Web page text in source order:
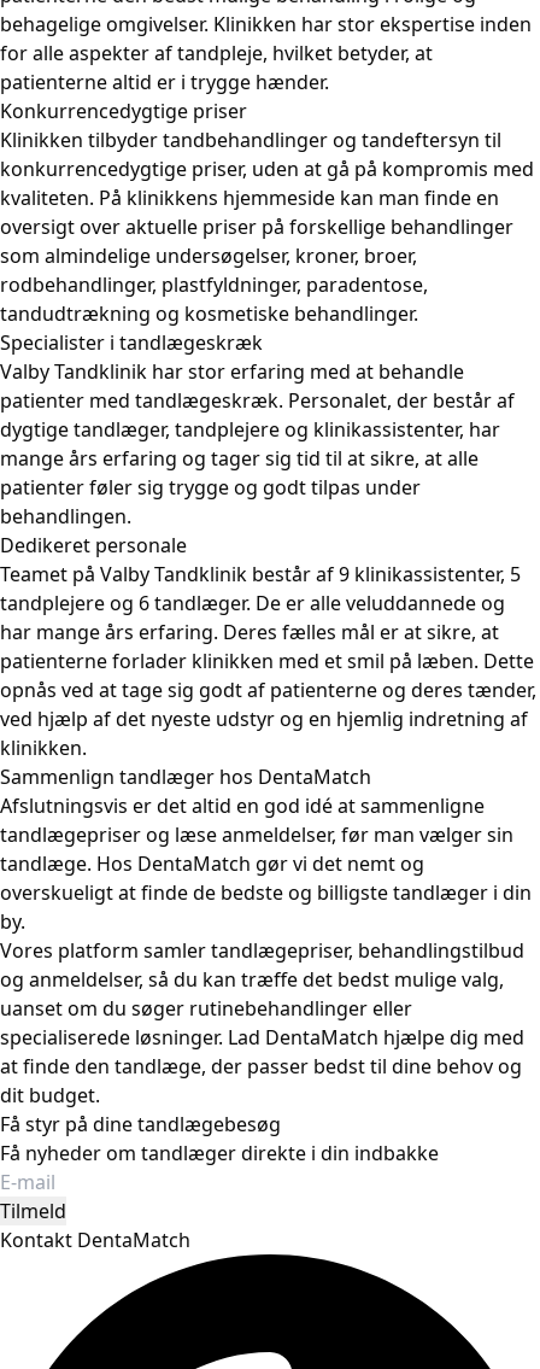
behagelige omgivelser. Klinikken har stor ekspertise inden
for alle aspekter af tandpleje, hvilket betyder, at
patienterne altid er i trygge hænder.
Konkurrencedygtige priser
Klinikken tilbyder tandbehandlinger og tandeftersyn til
konkurrencedygtige priser, uden at gå på kompromis med
kvaliteten. På klinikkens hjemmeside kan man finde en
oversigt over aktuelle priser på forskellige behandlinger
som almindelige undersøgelser, kroner, broer,
rodbehandlinger, plastfyldninger, paradentose,
tandudtrækning og kosmetiske behandlinger.
Specialister i tandlægeskræk
Valby Tandklinik har stor erfaring med at behandle
patienter med tandlægeskræk. Personalet, der består af
dygtige tandlæger, tandplejere og klinikassistenter, har
mange års erfaring og tager sig tid til at sikre, at alle
patienter føler sig trygge og godt tilpas under
behandlingen.
Dedikeret personale
Teamet på Valby Tandklinik består af 9 klinikassistenter, 5
tandplejere og 6 tandlæger. De er alle veluddannede og
har mange års erfaring. Deres fælles mål er at sikre, at
patienterne forlader klinikken med et smil på læben. Dette
opnås ved at tage sig godt af patienterne og deres tænder,
ved hjælp af det nyeste udstyr og en hjemlig indretning af
klinikken.
Sammenlign tandlæger hos DentaMatch
Afslutningsvis er det altid en god idé at sammenligne
tandlægepriser og læse anmeldelser, før man vælger sin
tandlæge. Hos DentaMatch gør vi det nemt og
overskueligt at finde de bedste og billigste tandlæger i din
by.
Vores platform samler tandlægepriser, behandlingstilbud
og anmeldelser, så du kan træffe det bedst mulige valg,
uanset om du søger rutinebehandlinger eller
specialiserede løsninger. Lad DentaMatch hjælpe dig med
at finde den tandlæge, der passer bedst til dine behov og
dit budget.
Få styr på dine tandlægebesøg
Få nyheder om tandlæger direkte i din indbakke
Tilmeld
Kontakt DentaMatch